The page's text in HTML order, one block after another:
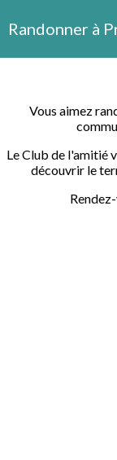
Randonner à
Vous aimez
Le Club de l'amitié
découvrir le